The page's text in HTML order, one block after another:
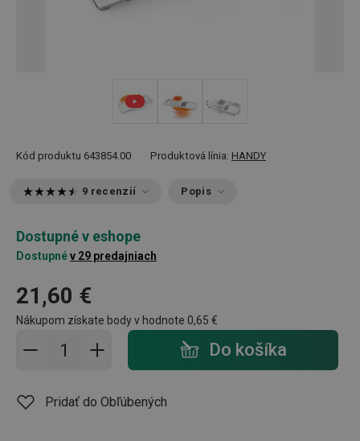
Kód produktu 643854.00 Produktová línia: HANDY
9 recenzií Popis
Dostupné v eshope
Dostupnév 29 predajniach
21,60 €
Nákupom získate body v hodnote 0,65 €
Pridať do košíka - počet Do košíka
Pridať do Obľúbených